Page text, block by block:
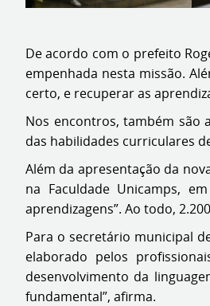
De acordo com o prefeito
empenhada nesta missão.
certo, e recuperar as
Nos encontros, também são
das habilidades curriculares
Além da apresentação da
na Faculdade Unicamps,
aprendizagens”. Ao todo,
Para o secretário municipal
elaborado pelos
desenvolvimento da
fundamental”, afirma.